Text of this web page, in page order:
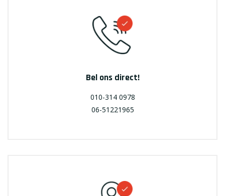
Bel ons direct!
010-314 0978
06-51221965